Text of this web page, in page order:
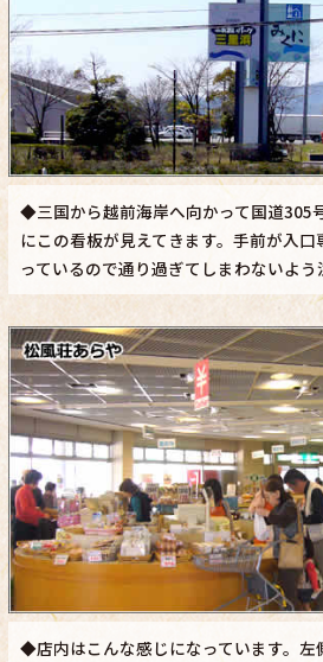
◆三国から越前海岸へ向かって国道305
にこの看板が見えてきます。手前が入
っているので通り過ぎてしまわないよう
◆店内はこんな感じになっています。左